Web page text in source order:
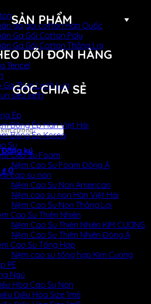
SẢN PHẨM
DÕI ĐƠN HÀNG
GÓC CHIA SẺ
ký
₫ 0
sản phẩm trong giỏ hàng.
trong giỏ hàng.
ga gối cotton Hàn Quốc
Ga Gối Cotton Poly
Ga Gối Cotton Thắng Lợi
Tencel
Ga Thun Lạnh Lụa
siêu lạnh
Ép
Bông Ép Hàn Việt Hải
Bông Ép Korea
Su
Cao Su Foam
Nệm Cao Su Foam Đông Á
cao su non
Nệm Cao Su Non American
Nệm cao su non Hàn Việt Hải
Nệm Cao Su Non Thắng Lợi
Cao Su Thiên Nhiên
Nệm Cao Su Thiên Nhiên KIM CƯƠNG
Nệm Cao Su Thiên Nhiên Đông Á
Cao Su Tổng Hợp
Nệm cao su tổng hợp Kim Cương
PE
Ngủ
Hòa Cao Su Non
Điều Hòa Size 1m6